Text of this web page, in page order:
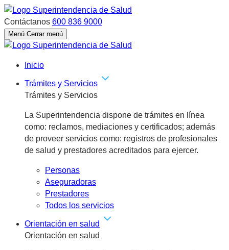
Contáctanos 600 836 9000
Menú Cerrar menú
Inicio
Trámites y Servicios
Trámites y Servicios
La Superintendencia dispone de trámites en línea
como: reclamos, mediaciones y certificados; además
de proveer servicios como: registros de profesionales
de salud y prestadores acreditados para ejercer.
Personas
Aseguradoras
Prestadores
Todos los servicios
Orientación en salud
Orientación en salud